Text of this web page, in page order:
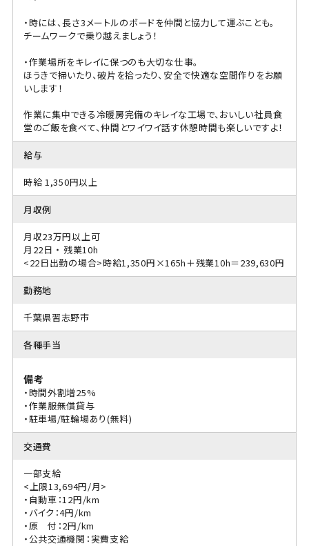
・時には、長さ3メートルのボードを仲間と協力して運ぶことも。
チームワークで乗り越えましょう！
・作業場所をキレイに保つのも大切な仕事。
ほうきで掃いたり、破片を拾ったり、安全で快適な空間作りをお願
いします！
作業に集中できる冷暖房完備のキレイな工場で、おいしい社員食
堂のご飯を食べて、仲間とワイワイ話す休憩時間も楽しいですよ！
給与
時給 1,350円以上
月収例
月収23万円以上可
月22日 ・ 残業10h
<22日出勤の場合>時給1,350円×165h＋残業10h＝239,630円
勤務地
千葉県習志野市
各種手当
備考
・時間外割増25%
・作業服無償貸与
・駐車場/駐輪場あり(無料)
交通費
一部支給
<上限13,694円/月>
・自動車：12円/km
・バイク：4円/km
・原 付：2円/km
・公共交通機関：実費支給